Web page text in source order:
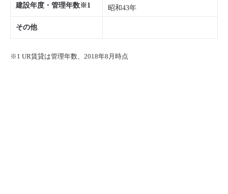
建設年度・管理年数※1 昭和43年
その他
※1 UR賃貸は管理年数、2018年8月時点